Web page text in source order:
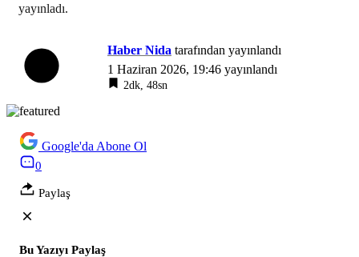
yayınladı.
Haber Nida tarafından yayınlandı
1 Haziran 2026, 19:46 yayınlandı
2dk, 48sn
Google'da Abone Ol
0
Paylaş
Bu Yazıyı Paylaş